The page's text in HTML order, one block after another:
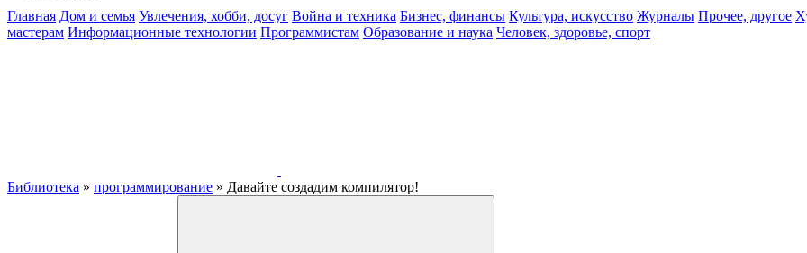
Главная Дом и семья Увлечения, хобби, досуг Война и техника Бизнес, финансы Культура, искусство Журналы Прочее, другое
мастерам Информационные технологии Программистам Образование и наука Человек, здоровье, спорт
Библиотека » программирование » Давайте создадим компилятор!